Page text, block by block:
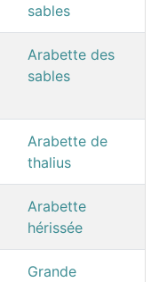
sables
Arabette des
sables
Arabette de
thalius
Arabette
hérissée
Grande